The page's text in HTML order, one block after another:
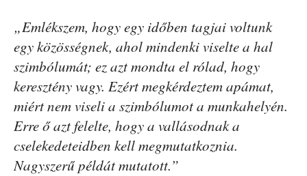
„Emlékszem, hogy egy időben tagjai voltunk
egy közösségnek, ahol mindenki viselte a hal
szimbólumát; ez azt mondta el rólad, hogy
keresztény vagy. Ezért megkérdeztem apámat,
miért nem viseli a szimbólumot a munkahelyén.
Erre ő azt felelte, hogy a vallásodnak a
cselekedeteidben kell megmutatkoznia.
Nagyszerű példát mutatott.”